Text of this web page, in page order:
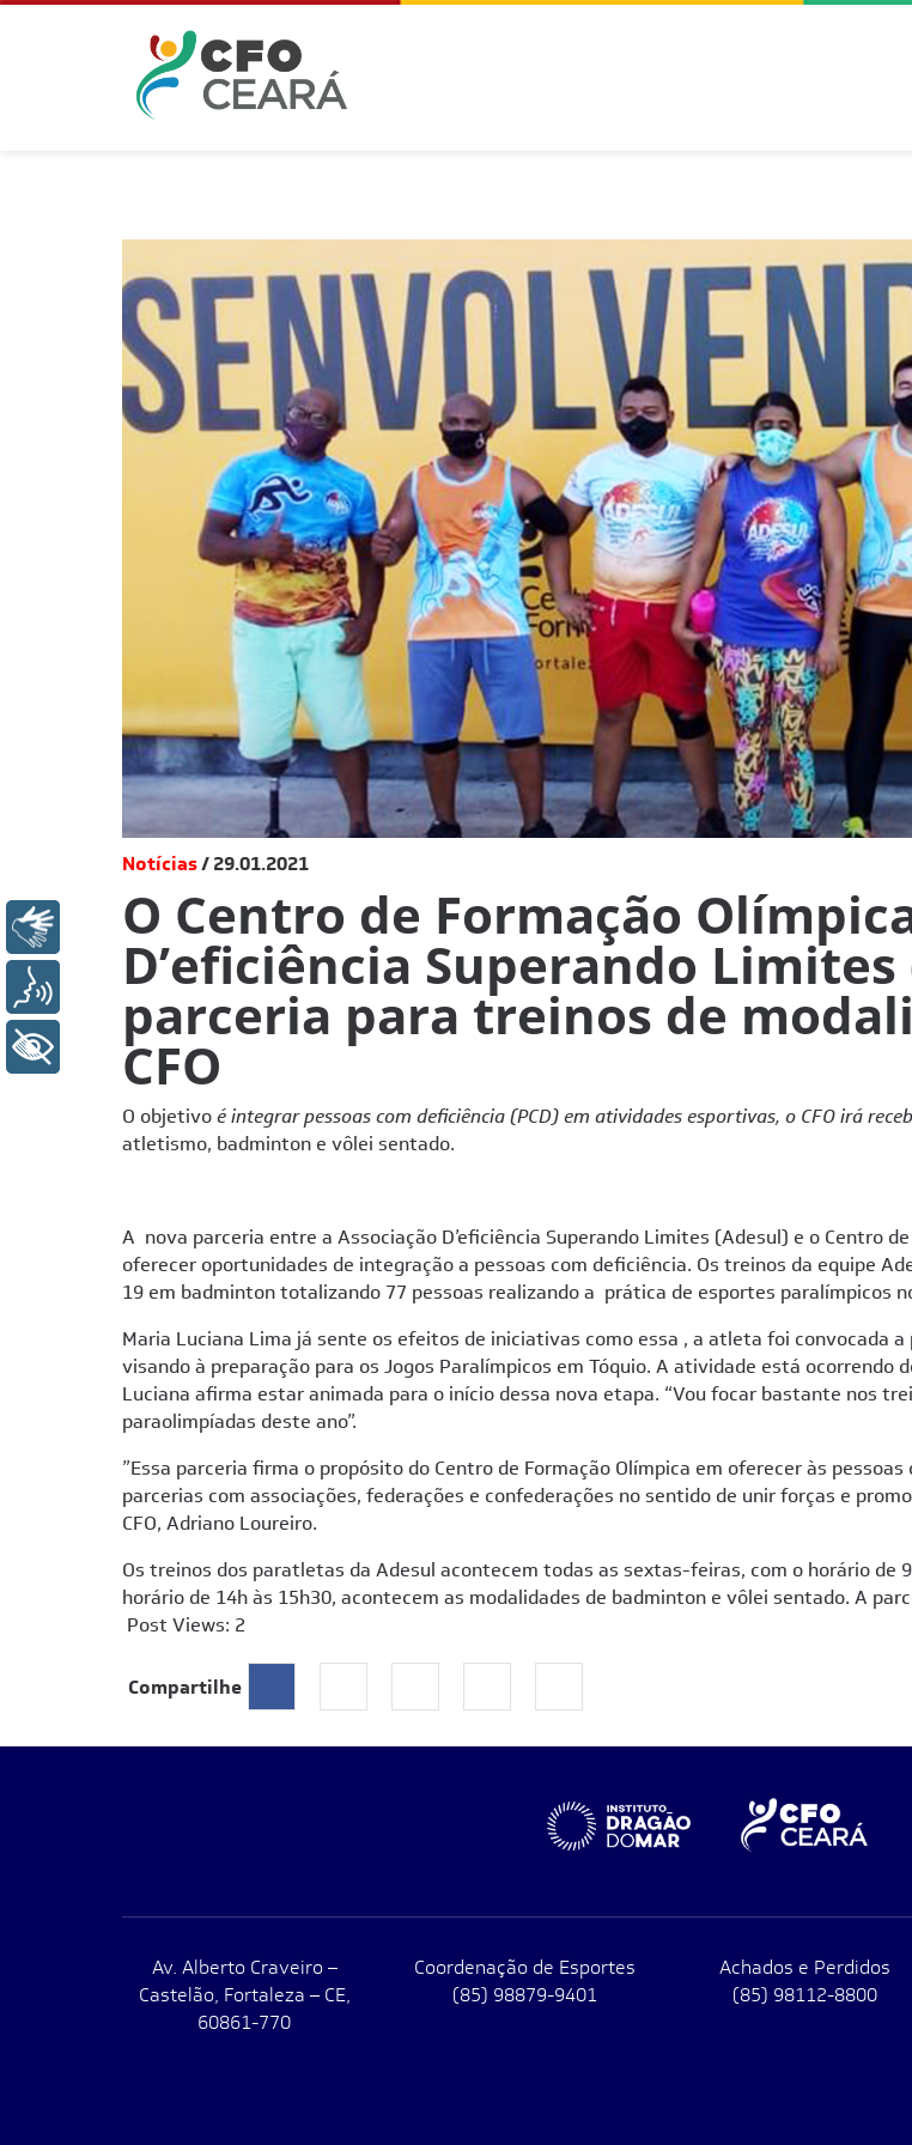
Notícias 29.01.2021
O Centro de Formação
D’eficiência Superando
parceria para treinos de
CFO
O objetivoé integrar pessoas com deficiência (PCD) em atividades esportivas, o CFO irá
atletismo, badminton e vôlei sentado.
A nova parceria entre a Associação D’eficiência Superando Limites (Adesul) e o Centro
oferecer oportunidades de integração a pessoas com deficiência. Os treinos da equipe
19 em badminton totalizando 77 pessoas realizando a prática de esportes paralímpicos
Maria Luciana Lima já sente os efeitos de iniciativas como essa , a atleta foi convocada
visando à preparação para os Jogos Paralímpicos em Tóquio. A atividade está ocorrendo
Luciana afirma estar animada para o início dessa nova etapa. “Vou focar bastante nos
paraolimpíadas deste ano”.
”Essa parceria firma o propósito do Centro de Formação Olímpica em oferecer às
parcerias com associações, federações e confederações no sentido de unir forças e
CFO, Adriano Loureiro.
Os treinos dos paratletas da Adesul acontecem todas as sextas-feiras, com o horário
horário de 14h às 15h30, acontecem as modalidades de badminton e vôlei sentado. A
Post Views: 2
Compartilhe
Av. Alberto Craveiro –
Castelão, Fortaleza – CE,
60861-770
Coordenação de Esportes
(85) 98879-9401
Achados e Perdidos
(85) 98112-8800
Libras
+ Acessibilidade